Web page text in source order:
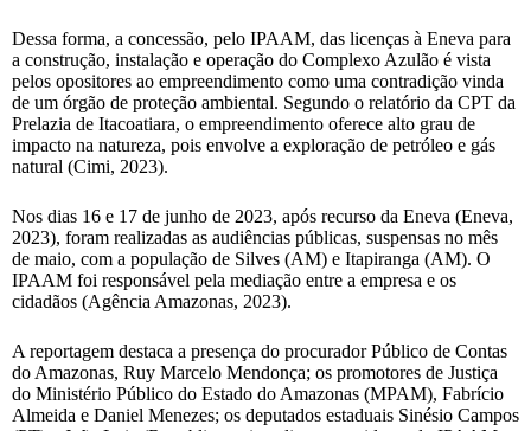
Dessa forma, a concessão, pelo IPAAM, das licenças à Eneva para
a construção, instalação e operação do Complexo Azulão é vista
pelos opositores ao empreendimento como uma contradição vinda
de um órgão de proteção ambiental. Segundo o relatório da CPT da
Prelazia de Itacoatiara, o empreendimento oferece alto grau de
impacto na natureza, pois envolve a exploração de petróleo e gás
natural (Cimi, 2023).
Nos dias 16 e 17 de junho de 2023, após recurso da Eneva (Eneva,
2023), foram realizadas as audiências públicas, suspensas no mês
de maio, com a população de Silves (AM) e Itapiranga (AM). O
IPAAM foi responsável pela mediação entre a empresa e os
cidadãos (Agência Amazonas, 2023).
A reportagem destaca a presença do procurador Público de Contas
do Amazonas, Ruy Marcelo Mendonça; os promotores de Justiça
do Ministério Público do Estado do Amazonas (MPAM), Fabrício
Almeida e Daniel Menezes; os deputados estaduais Sinésio Campos